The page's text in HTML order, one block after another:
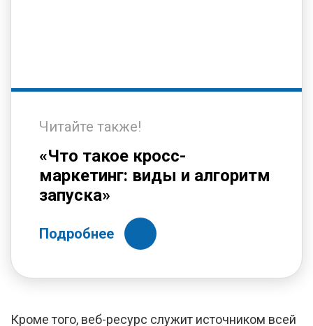
Читайте также!
«Что такое кросс-
маркетинг: виды и алгоритм
запуска»
Подробнее
Кроме того, веб-ресурс служит источником всей